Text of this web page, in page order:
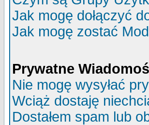
Jak mogę dołączyć
Jak mogę zostać
Prywatne
Nie mogę wysyłać
Wciąż dostaję
Dostałem spam lub